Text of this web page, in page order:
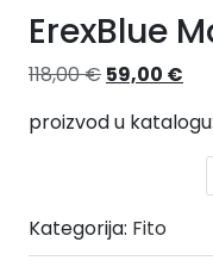
ErexBlue
118,00€ Izvorna
bila
59,00 €
je:
proizvod u
Kategorija: Fito